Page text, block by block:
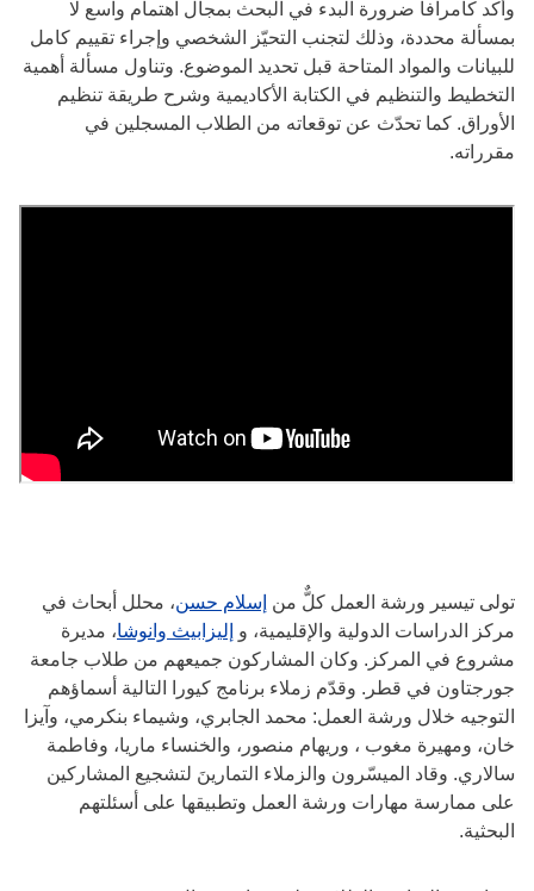
وأكد كامرافا ضرورة البدء في البحث بمجال اهتمام واسع لا
بمسألة محددة، وذلك لتجنب التحيّز الشخصي وإجراء تقييم كامل
للبيانات والمواد المتاحة قبل تحديد الموضوع. وتناول مسألة أهمية
التخطيط والتنظيم في الكتابة الأكاديمية وشرح طريقة تنظيم
الأوراق. كما تحدّث عن توقعاته من الطلاب المسجلين في
مقرراته.
تولى تيسير ورشة العمل كلٌّ من إسلام حسن، محلل أبحاث في
مركز الدراسات الدولية والإقليمية، و إليزابيث وانوشا، مديرة
مشروع في المركز. وكان المشاركون جميعهم من طلاب جامعة
جورجتاون في قطر. وقدّم زملاء برنامج كيورا التالية أسماؤهم
التوجيه خلال ورشة العمل: محمد الجابري، وشيماء بنكرمي، وآيزا
خان، ومهيرة مغوب ، وريهام منصور، والخنساء ماريا، وفاطمة
سالاري. وقاد الميسّرون والزملاء التمارينَ لتشجيع المشاركين
على ممارسة مهارات ورشة العمل وتطبيقها على أسئلتهم
البحثية.